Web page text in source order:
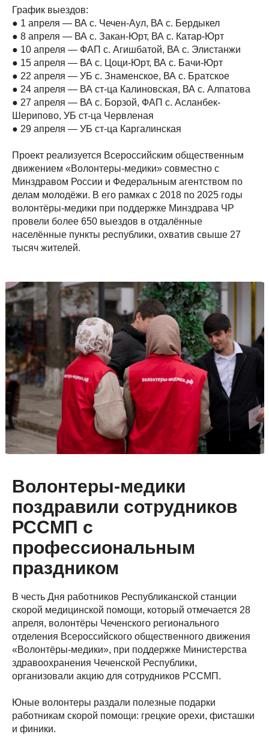
График выездов:
● 1 апреля — ВА с. Чечен-Аул, ВА с. Бердыкел
● 8 апреля — ВА с. Закан-Юрт, ВА с. Катар-Юрт
● 10 апреля — ФАП с. Агишбатой, ВА с. Элистанжи
● 15 апреля — ВА с. Цоци-Юрт, ВА с. Бачи-Юрт
● 22 апреля — УБ с. Знаменское, ВА с. Братское
● 24 апреля — ВА ст-ца Калиновская, ВА с. Алпатова
● 27 апреля — ВА с. Борзой, ФАП с. Асланбек-
Шерипово, УБ ст-ца Червленая
● 29 апреля — УБ ст-ца Каргалинская
Проект реализуется Всероссийским общественным
движением «Волонтеры-медики» совместно с
Минздравом России и Федеральным агентством по
делам молодёжи. В его рамках с 2018 по 2025 годы
волонтёры-медики при поддержке Минздрава ЧР
провели более 650 выездов в отдалённые
населённые пункты республики, охватив свыше 27
тысяч жителей.
Волонтеры-медики
поздравили сотрудников
РССМП с
профессиональным
праздником
В честь Дня работников Республиканской станции
скорой медицинской помощи, который отмечается 28
апреля, волонтёры Чеченского регионального
отделения Всероссийского общественного движения
«Волонтёры-медики», при поддержке Министерства
здравоохранения Чеченской Республики,
организовали акцию для сотрудников РССМП.
Юные волонтеры раздали полезные подарки
работникам скорой помощи: грецкие орехи, фисташки
и финики.